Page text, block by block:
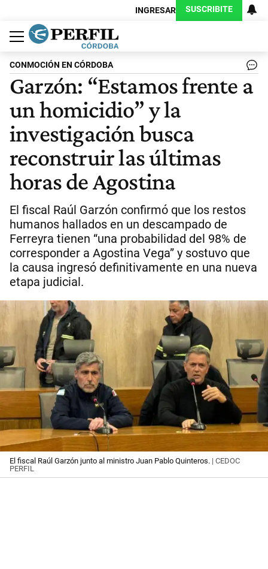
INGRESAR SUSCRIBITE
Política
Economía
Judiciales
Sociedad
Cultura
Espectáculos
Deportes
Protagonistas
CONMOCIÓN EN CÓRDOBA
Garzón: “Estamos frente a
un homicidio” y la
investigación busca
reconstruir las últimas
horas de Agostina
El fiscal Raúl Garzón confirmó que los restos
humanos hallados en un descampado de
Ferreyra tienen “una probabilidad del 98% de
corresponder a Agostina Vega” y sostuvo que
la causa ingresó definitivamente en una nueva
etapa judicial.
El fiscal Raúl Garzón junto al ministro Juan Pablo Quinteros. | CEDOC
PERFIL